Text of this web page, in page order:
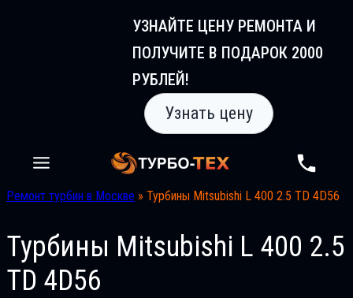
УЗНАЙТЕ ЦЕНУ РЕМОНТА И
ПОЛУЧИТЕ В ПОДАРОК 2000
РУБЛЕЙ!
Узнать цену
Ремонт турбин в Москве » Турбины Mitsubishi L 400 2.5 TD 4D56
Турбины Mitsubishi L 400 2.5
TD 4D56